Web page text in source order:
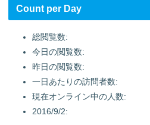
Count per Day
総閲覧数:
今日の閲覧数:
昨日の閲覧数:
一日あたりの訪問者数:
現在オンライン中の人数:
2016/9/2: